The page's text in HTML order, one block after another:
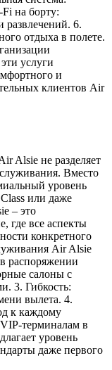
на борту:
развлечений. 6.
отдыха в полете.
услуги
и
клиентов Air
Alsie не разделяет
Вместо
уровень
или даже
– это
где все аспекты
конкретного
Air Alsie
распоряжении
салоны с
3. Гибкость:
вылета. 4.
к каждому
терминалам в
уровень
даже первого